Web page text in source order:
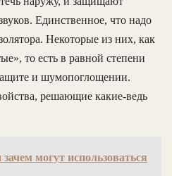
Единственное, что надо
Некоторые из них, как
то есть в равной степени
и шумопоглощении.
решающие какие-ведь
могут использоваться